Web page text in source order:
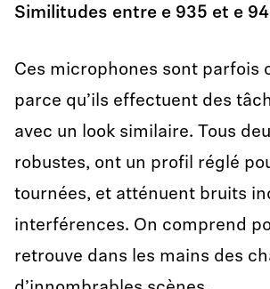
Similitudes entre e 935 et e
Ces microphones sont parfois
parce qu’ils effectuent des
avec un look similaire. Tous
robustes, ont un profil réglé
tournées, et atténuent bruits
interférences. On comprend
retrouve dans les mains des